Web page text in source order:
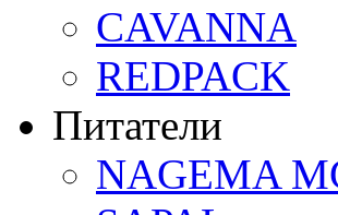
CAVANNA
REDPACK
Питатели
NAGEMA